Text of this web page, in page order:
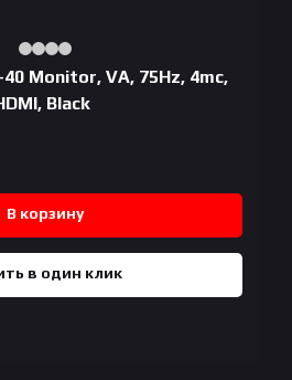
Monitor, VA, 75Hz, 4mc,
Black
В корзину
в один клик